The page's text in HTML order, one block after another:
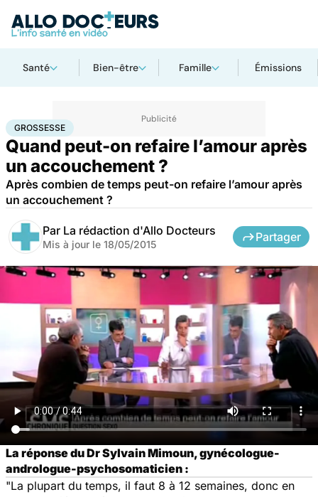
Santé Bien-être Famille Émissions
AccueilFamille Grossesse Grossesse
GROSSESSE
Quand peut-on refaire l’amour après
un accouchement ?
Après combien de temps peut-on refaire l’amour après
un accouchement ?
Par La rédaction d'Allo Docteurs
Mis à jour le 18/05/2015
Partager
La réponse du Dr Sylvain Mimoun, gynécologue-
andrologue-psychosomaticien :
"La plupart du temps, il faut 8 à 12 semaines, donc en